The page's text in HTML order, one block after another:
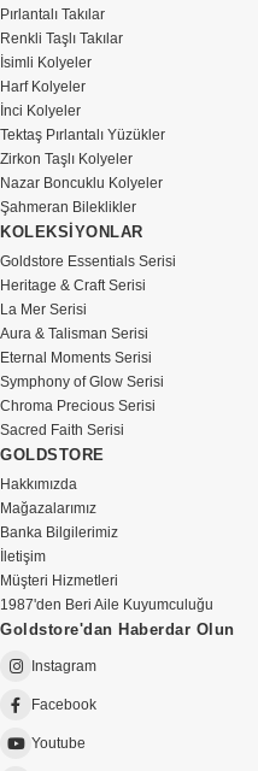
Pırlantalı Takılar
Renkli Taşlı Takılar
İsimli Kolyeler
Harf Kolyeler
İnci Kolyeler
Tektaş Pırlantalı Yüzükler
Zirkon Taşlı Kolyeler
Nazar Boncuklu Kolyeler
Şahmeran Bileklikler
KOLEKSİYONLAR
Goldstore Essentials Serisi
Heritage & Craft Serisi
La Mer Serisi
Aura & Talisman Serisi
Eternal Moments Serisi
Symphony of Glow Serisi
Chroma Precious Serisi
Sacred Faith Serisi
GOLDSTORE
Hakkımızda
Mağazalarımız
Banka Bilgilerimiz
İletişim
Müşteri Hizmetleri
1987'den Beri Aile Kuyumculuğu
Goldstore'dan Haberdar Olun
Instagram
Facebook
Youtube